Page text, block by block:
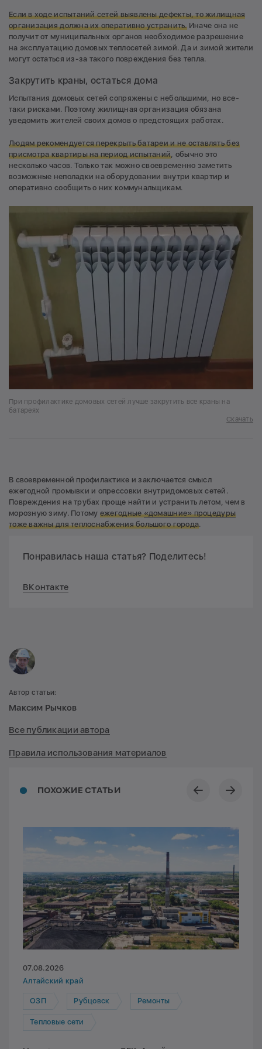
Если в ходе испытаний сетей выявлены дефекты, то жилищная
организация должна их оперативно устранить.Иначе она не
получит от муниципальных органов необходимое разрешение
на эксплуатацию домовых теплосетей зимой. Да и зимой жители
могут остаться из-за такого повреждения без тепла.
Закрутить краны, остаться дома
Испытания домовых сетей сопряжены с небольшими, но все-
таки рисками. Поэтому жилищная организация обязана
уведомить жителей своих домов о предстоящих работах.
Людям рекомендуется перекрыть батареи и не оставлять без
присмотра квартиры на период испытаний , обычно это
несколько часов. Только так можно своевременно заметить
возможные неполадки на оборудовании внутри квартир и
оперативно сообщить о них коммунальщикам.
При профилактике домовых сетей лучше закрутить все краны на
батареях
Скачать
В своевременной профилактике и заключается смысл
ежегодной промывки и опрессовки внутридомовых сетей.
Повреждения на трубах проще найти и устранить летом, чем в
морозную зиму. Потому ежегодные«домашние» процедуры
тоже важны для теплоснабжения большого города.
Понравилась наша статья? Поделитесь!
ВКонтакте
ПОХОЖИЕ СТАТЬИ
07.08.2026
Алтайский край
ОЗП Рубцовск Ремонты
Тепловые сети
Автор статьи:
Максим Рычков
Все публикации автора
Правила использования материалов